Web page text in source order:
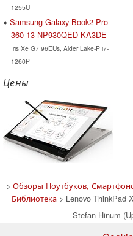
1255U
Samsung Galaxy Book2 Pro
360 13 NP930QED-KA3DE
Iris Xe G7 96EUs, Alder Lake-P i7-
1260P
Цены
> Обзоры Ноутбуков,
Библиотека > Lenovo ThinkPad
Stefan Hinum